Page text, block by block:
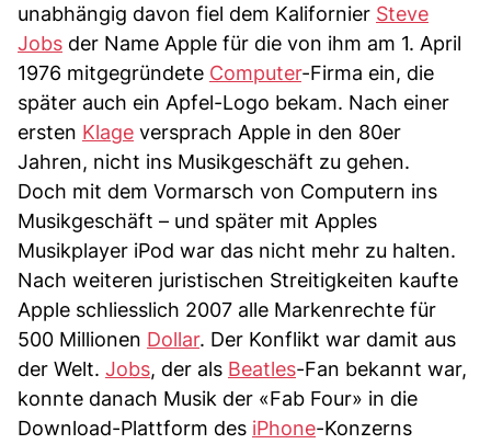
unabhängig davon fiel dem Kalifornier Steve
Jobs der Name Apple für die von ihm am 1. April
1976 mitgegründete Computer-Firma ein, die
später auch ein Apfel-Logo bekam. Nach einer
ersten Klage versprach Apple in den 80er
Jahren, nicht ins Musikgeschäft zu gehen.
Doch mit dem Vormarsch von Computern ins
Musikgeschäft – und später mit Apples
Musikplayer iPod war das nicht mehr zu halten.
Nach weiteren juristischen Streitigkeiten kaufte
Apple schliesslich 2007 alle Markenrechte für
500 Millionen Dollar. Der Konflikt war damit aus
der Welt. Jobs, der als Beatles-Fan bekannt war,
konnte danach Musik der «Fab Four» in die
Download-Plattform des iPhone-Konzerns